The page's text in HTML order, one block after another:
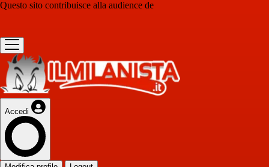
Questo sito contribuisce alla audience de
Accedi